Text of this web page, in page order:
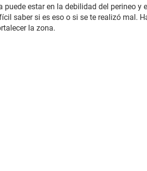
puede estar en la debilidad del perineo y
saber si es eso o si se te realizó mal.
la zona.